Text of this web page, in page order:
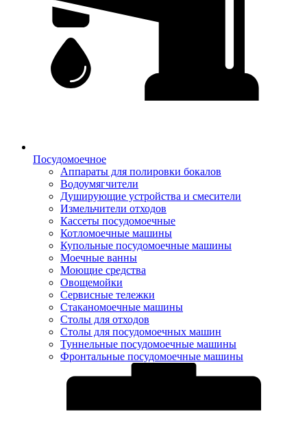
Посудомоечное
Аппараты для полировки бокалов
Водоумягчители
Душирующие устройства и смесители
Измельчители отходов
Кассеты посудомоечные
Котломоечные машины
Купольные посудомоечные машины
Моечные ванны
Моющие средства
Овощемойки
Сервисные тележки
Стаканомоечные машины
Столы для отходов
Столы для посудомоечных машин
Туннельные посудомоечные машины
Фронтальные посудомоечные машины